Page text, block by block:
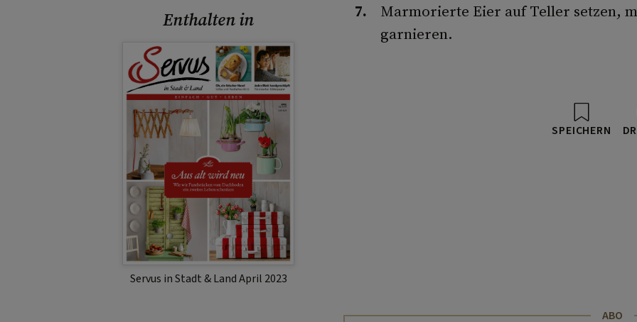
Enthalten in
Servus in Stadt & Land April 2023
Marmorierte Eier auf Teller setzen,
garnieren.
SPEICHERN
ABO